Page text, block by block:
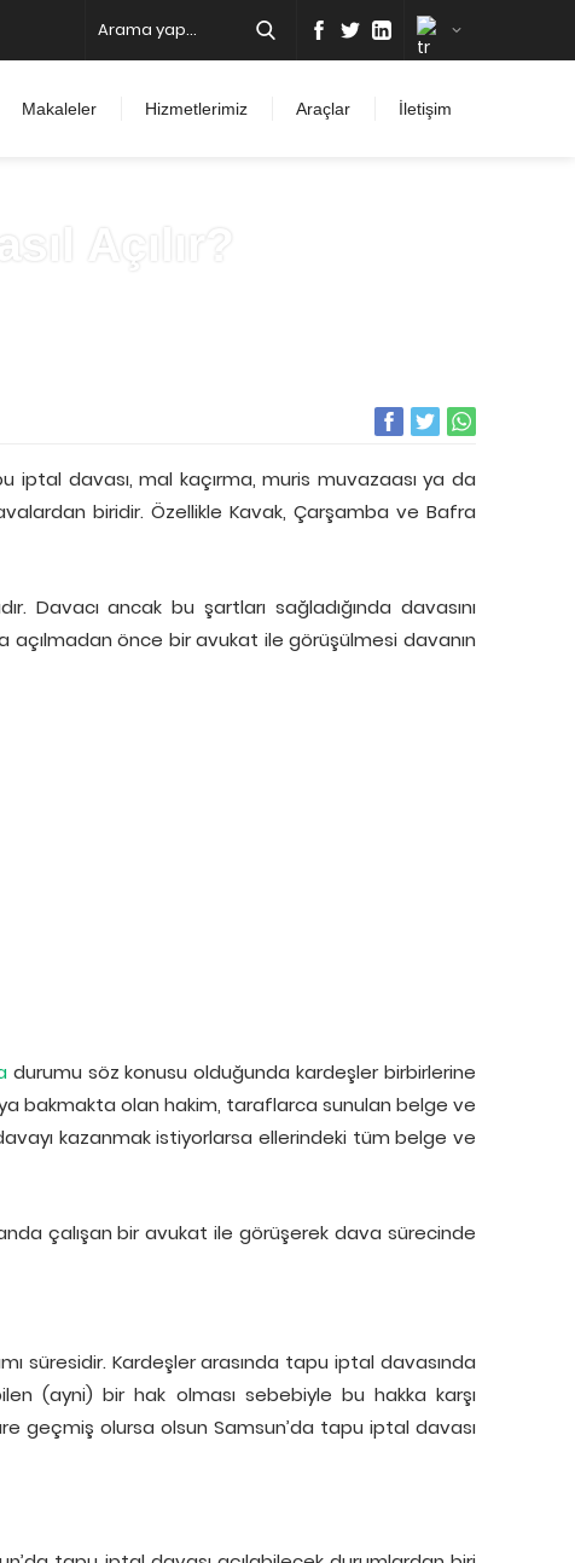
Makaleler Hizmetlerimiz Araçlar İletişim
Açılır?
iptal davası, mal kaçırma, muris muvazaası ya da
biridir. Özellikle Kavak, Çarşamba ve Bafra
Davacı ancak bu şartları sağladığında davasını
önce bir avukat ile görüşülmesi davanın
durumu söz konusu olduğunda kardeşler birbirlerine
bakmakta olan hakim, taraflarca sunulan belge ve
kazanmak istiyorlarsa ellerindeki tüm belge ve
çalışan bir avukat ile görüşerek dava sürecinde
süresidir. Kardeşler arasında tapu iptal davasında
(ayni) bir hak olması sebebiyle bu hakka karşı
geçmiş olursa olsun Samsun’da tapu iptal davası